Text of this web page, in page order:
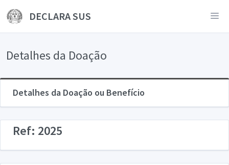
DECLARA SUS
Detalhes da Doação
Detalhes da Doação ou Benefício
Ref: 2025